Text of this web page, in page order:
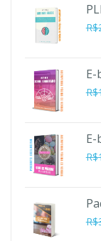
R$
R$
E-
R$
R$